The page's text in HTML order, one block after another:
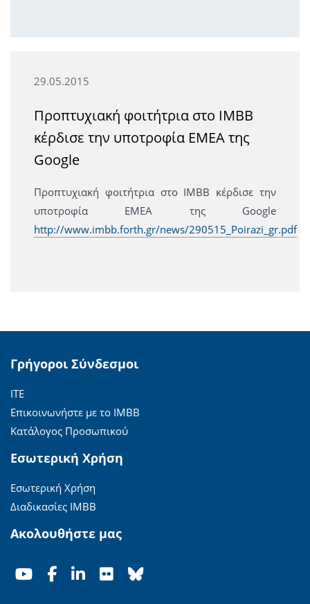
29.05.2015
Προπτυχιακή φοιτήτρια στο ΙΜΒΒ
κέρδισε την υποτροφία ΕΜΕΑ της
Google
Προπτυχιακή φοιτήτρια στο ΙΜΒΒ κέρδισε την
υποτροφία ΕΜΕΑ της Google
http://www.imbb.forth.gr/news/290515_Poirazi_gr.pdf
Γρήγοροι Σύνδεσμοι
ΙΤΕ
Επικοινωνήστε με το ΙΜΒΒ
Κατάλογος Προσωπικού
Εσωτερική Χρήση
Εσωτερική Χρήση
Διαδικασίες ΙΜΒΒ
Ακολουθήστε μας